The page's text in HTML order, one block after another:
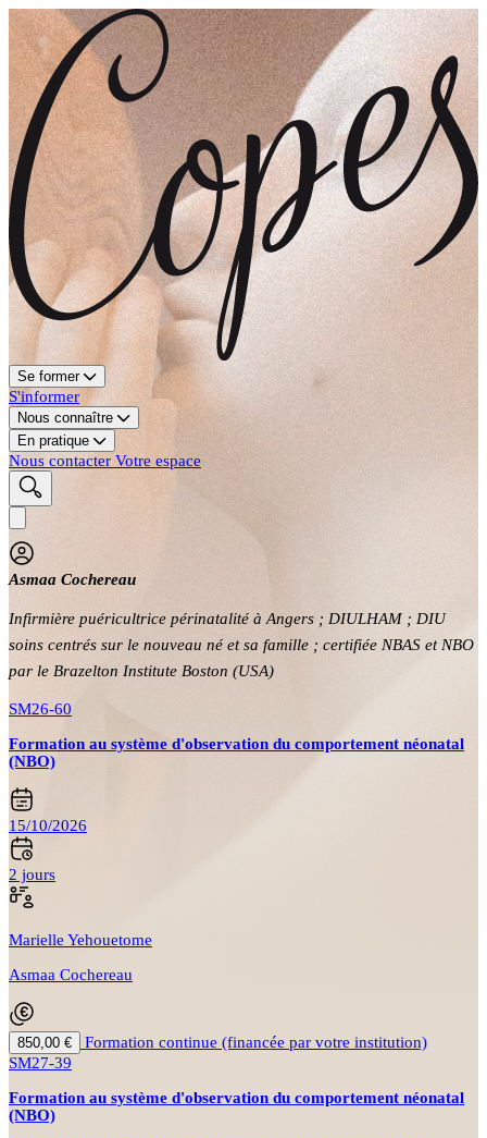
Se former
S'informer
Nous connaître
En pratique
Nous contacter Votre espace
Asmaa Cochereau
Infirmière puéricultrice périnatalité à Angers ; DIULHAM ; DIU
soins centrés sur le nouveau né et sa famille ; certifiée NBAS et NBO
par le Brazelton Institute Boston (USA)
SM26-60
Formation au système d'observation du comportement néonatal
(NBO)
15/10/2026
2 jours
Marielle Yehouetome
Asmaa Cochereau
850,00 €
Formation continue (financée par votre institution)
SM27-39
Formation au système d'observation du comportement néonatal
(NBO)